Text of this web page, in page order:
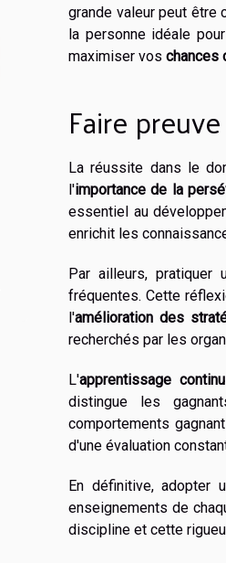
grande valeur peut être
la personne idéale
maximiser vos chances
Faire
La réussite dans le
l'importance de la
essentiel au
enrichit les
Par ailleurs, pratiquer
fréquentes. Cette
l'amélioration des
recherchés par les
L'apprentissage continu
distingue les
comportements
d'une évaluation
En définitive, adopter
enseignements de
discipline et cette